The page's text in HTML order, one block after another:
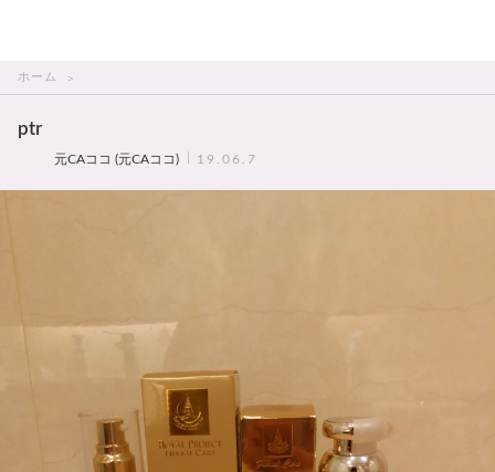
ホーム
ptr
元CAココ (元CAココ) 19.06.7